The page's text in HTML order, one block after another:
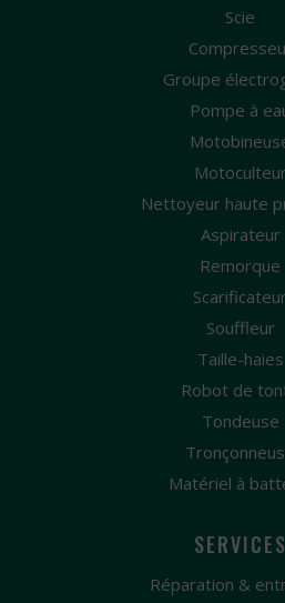
Scie
Groupe
Pompe à
Nettoyeur haute
Aspirateur
Remorque
Souffleur
Taille-haies
Robot de
Tondeuse
Matériel à
SERVICES
Réparation &